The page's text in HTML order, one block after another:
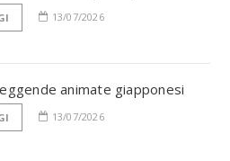
13/07/2026
animate giapponesi
13/07/2026